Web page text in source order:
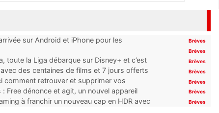
sur Android et iPhone pour les
Brèves
Brèves
toute la Liga débarque sur Disney+ et c’est
Brèves
des centaines de films et 7 jours offerts Brèves
comment retrouver et supprimer vos
Brèves
Free dénonce et agit, un nouvel appareil
Brèves
à franchir un nouveau cap en HDR avec
Brèves